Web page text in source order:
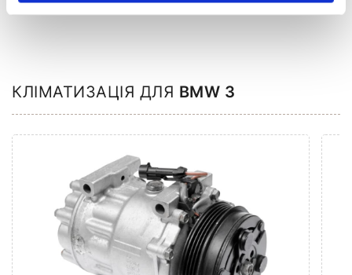
КЛІМАТИЗАЦІЯ ДЛЯ BMW 3